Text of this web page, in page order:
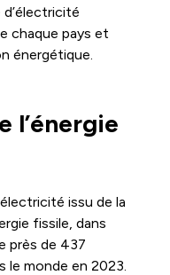
chaque pays et
énergétique.
l’énergie
issu de la
fissile, dans
près de 437
le monde en 2023.